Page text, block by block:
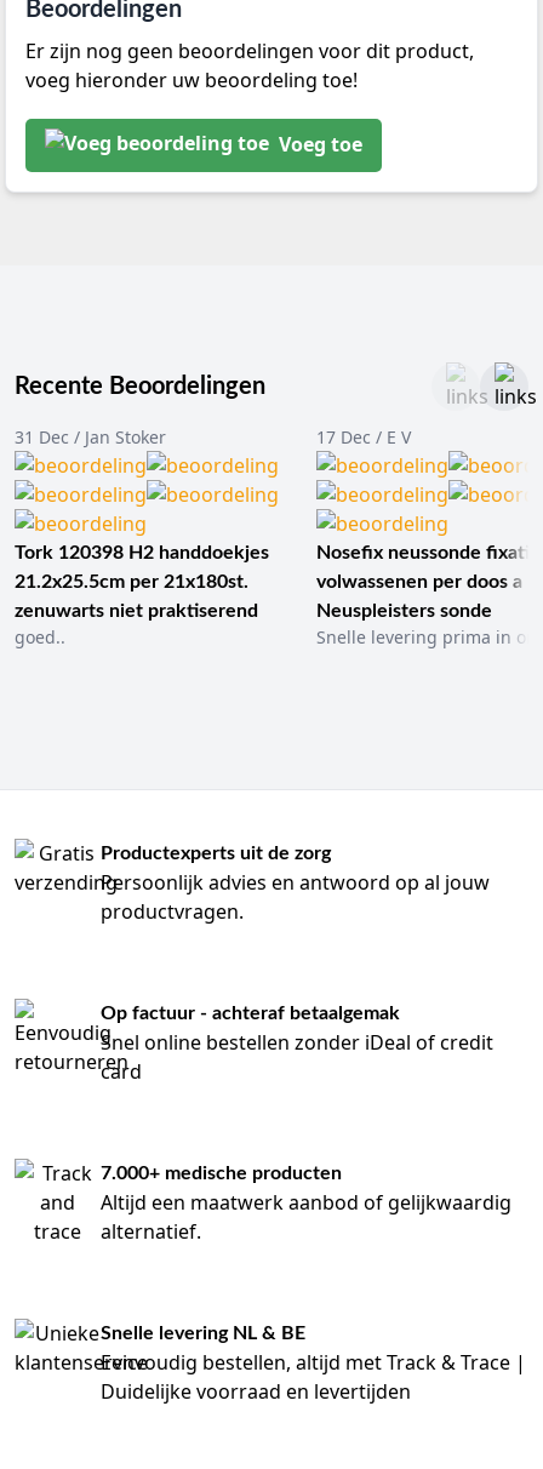
Beoordelingen
Er zijn nog geen beoordelingen voor dit product,
voeg hieronder uw beoordeling toe!
Voeg toe
Recente Beoordelingen
31 Dec / Jan Stoker
Tork 120398 H2 handdoekjes
21.2x25.5cm per 21x180st.
zenuwarts niet praktiserend
goed..
17 Dec / E V
Nosefix neussonde
volwassenen per doos a
Neuspleisters sonde
Snelle levering prima in
Productexperts uit de zorg
Persoonlijk advies en antwoord op al jouw
productvragen.
Op factuur - achteraf betaalgemak
Snel online bestellen zonder iDeal of credit
card
7.000+ medische producten
Altijd een maatwerk aanbod of gelijkwaardig
alternatief.
Snelle levering NL & BE
Eenvoudig bestellen, altijd met Track & Trace |
Duidelijke voorraad en levertijden